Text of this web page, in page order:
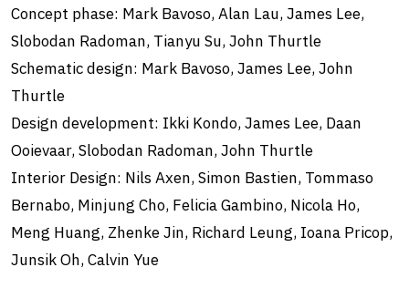
Concept phase: Mark Bavoso, Alan Lau, James Lee,
Slobodan Radoman, Tianyu Su, John Thurtle
Schematic design: Mark Bavoso, James Lee, John
Thurtle
Design development: Ikki Kondo, James Lee, Daan
Ooievaar, Slobodan Radoman, John Thurtle
Interior Design: Nils Axen, Simon Bastien, Tommaso
Bernabo, Minjung Cho, Felicia Gambino, Nicola Ho,
Meng Huang, Zhenke Jin, Richard Leung, Ioana Pricop,
Junsik Oh, Calvin Yue